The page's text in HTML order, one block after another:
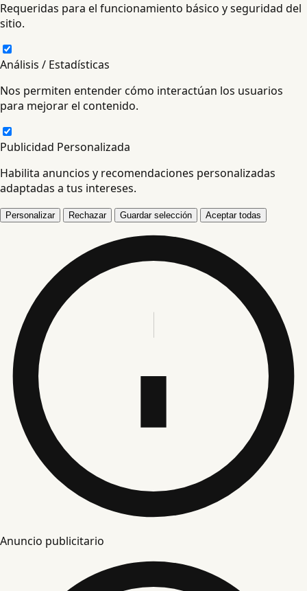
Requeridas para el funcionamiento básico y seguridad del
sitio.
Análisis / Estadísticas
Nos permiten entender cómo interactúan los usuarios
para mejorar el contenido.
Publicidad Personalizada
Habilita anuncios y recomendaciones personalizadas
adaptadas a tus intereses.
Personalizar Rechazar Guardar selección Aceptar todas
Anuncio publicitario